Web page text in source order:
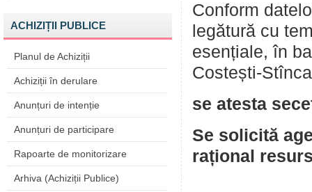
ACHIZIȚII PUBLICE
Planul de Achiziții
Achiziții în derulare
Anunțuri de intenție
Anunțuri de participare
Rapoarte de monitorizare
Arhiva (Achiziții Publice)
Conform
legătură cu
esențiale, în
Costești-
se atesta
Se solicită
rațional